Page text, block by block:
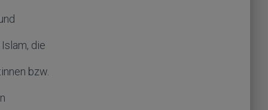
die
bzw.